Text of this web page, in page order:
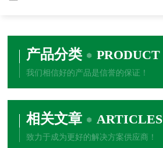
产品分类 PRODUCT
我们相信好的产品是信誉的保证！
相关文章 ARTICLES
致力于成为更好的解决方案供应商！